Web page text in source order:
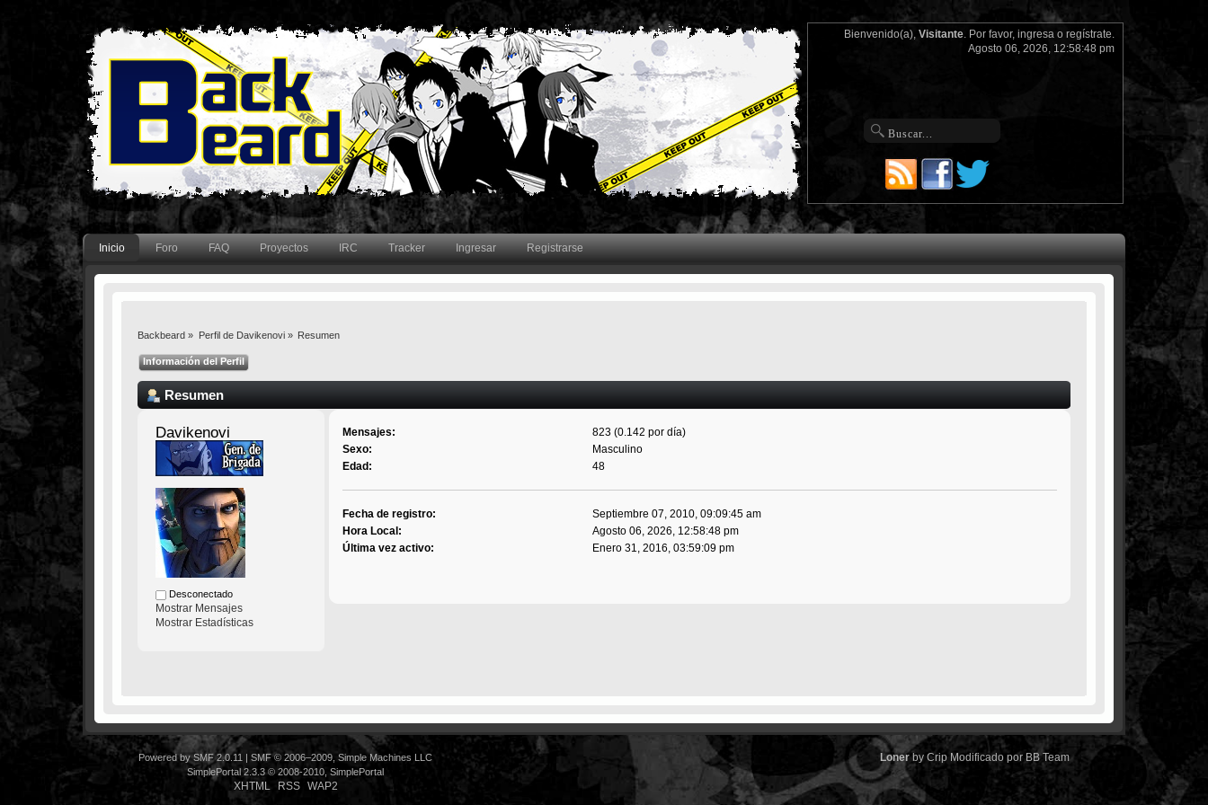
Bienvenido(a), Visitante. Por favor, ingresao regístrate.
Agosto 06, 2026, 12:58:48 pm
Inicio Foro FAQ Proyectos IRC Tracker Ingresar Registrarse
Backbeard » Perfil de Davikenovi » Resumen
Información del Perfil
Resumen
Davikenovi
Desconectado
Mostrar Mensajes
Mostrar Estadísticas
Mensajes:
823 (0.142 por día)
Sexo:
Masculino
Edad:
48
Fecha de registro:
Septiembre 07, 2010, 09:09:45 am
Hora Local:
Agosto 06, 2026, 12:58:48 pm
Última vez activo:
Enero 31, 2016, 03:59:09 pm
Powered by SMF 2.0.11 |SMF © 2006–2009, Simple Machines LLC
SimplePortal 2.3.3 © 2008-2010, SimplePortal
XHTML RSS WAP2
Lonerby Crip